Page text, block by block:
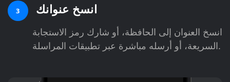
3 انسخ عنوانك
انسخ العنوان إلى الحافظة، أو شارك رمز الاستجابة
السريعة، أو أرسله مباشرة عبر تطبيقات المراسلة.